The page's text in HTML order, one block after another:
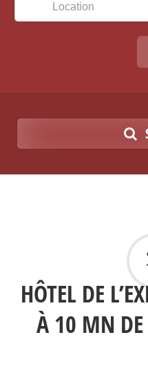
Location
HÔTEL DE
À 10 MN DE